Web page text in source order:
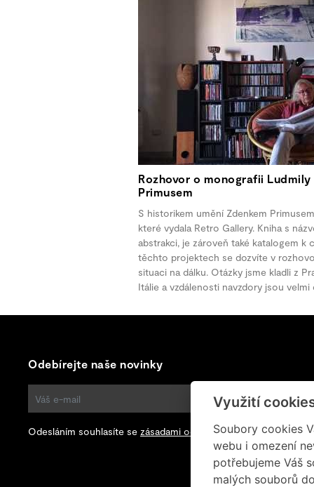
Rozhovor o monografii Ludmily
Primusem
S historikem umění Zdenkem
které vydala Retro Gallery. Kniha s
abstrakci, je zároveň také katalogem k
těchto projektech se dozvíte v
situaci na dálku. Otázky jsme kladli z
Itálie a vzdálenosti navzdory jsou
Odebírejte naše novinky
ODEBÍRAT
Odesláním souhlasíte se zásadami ochrany osobních údajů.
Využití
Soubory cookies
webu i omezení
potřebujeme Váš
malých souborů